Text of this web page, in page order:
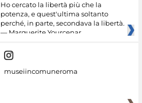
Ho cercato la libertà più che la
potenza, e quest'ultima soltanto
perché, in parte, secondava la libertà.
— Marguerite Yourcenar
museiincomuneroma